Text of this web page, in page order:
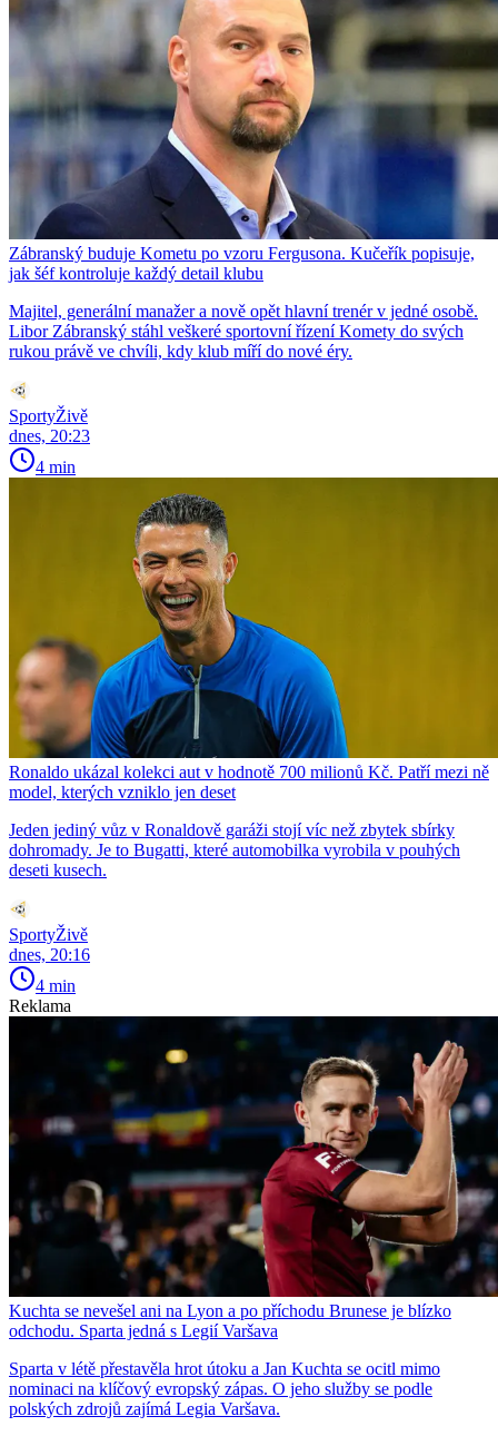
Zábranský buduje Kometu po vzoru Fergusona. Kučeřík popisuje,
jak šéf kontroluje každý detail klubu
Majitel, generální manažer a nově opět hlavní trenér v jedné osobě.
Libor Zábranský stáhl veškeré sportovní řízení Komety do svých
rukou právě ve chvíli, kdy klub míří do nové éry.
SportyŽivě
dnes, 20:23
4 min
Ronaldo ukázal kolekci aut v hodnotě 700 milionů Kč. Patří mezi ně
model, kterých vzniklo jen deset
Jeden jediný vůz v Ronaldově garáži stojí víc než zbytek sbírky
dohromady. Je to Bugatti, které automobilka vyrobila v pouhých
deseti kusech.
SportyŽivě
dnes, 20:16
4 min
Reklama
Kuchta se nevešel ani na Lyon a po příchodu Brunese je blízko
odchodu. Sparta jedná s Legií Varšava
Sparta v létě přestavěla hrot útoku a Jan Kuchta se ocitl mimo
nominaci na klíčový evropský zápas. O jeho služby se podle
polských zdrojů zajímá Legia Varšava.